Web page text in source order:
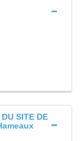
SITE DE